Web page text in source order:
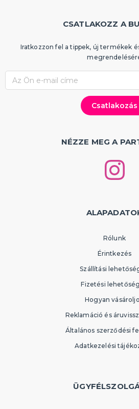
CSATLAKOZZ A
Iratkozzon fel a tippek, új termékek
NÉZZE MEG A
Rólunk
Érintkezés
Szállítási
Fizetési
Hogyan
Reklamáció és
Általános szerződési
Adatkezelési